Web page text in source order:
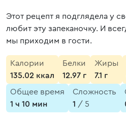
Этот рецепт я подглядела у
любит эту запеканочку. И
мы приходим в гости.
Калории
135.02 ккал
Белки
12.97 г
Жиры
7.1 г
Общее время
1 ч 10 мин
Сложность
1 / 5